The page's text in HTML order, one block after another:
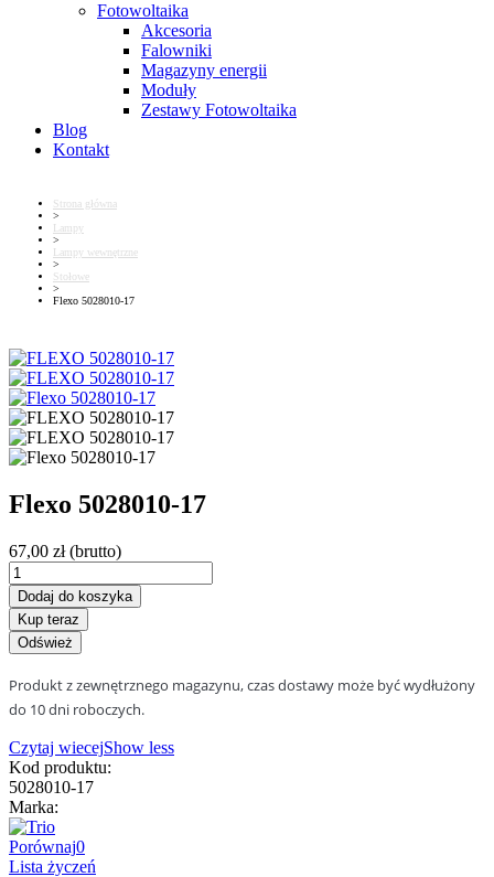
Fotowoltaika
Akcesoria
Falowniki
Magazyny energii
Moduły
Zestawy Fotowoltaika
Blog
Kontakt
Strona główna
>
Lampy
>
Lampy wewnętrzne
>
Stołowe
>
Flexo 5028010-17
Flexo 5028010-17
67,00 zł (brutto)
Dodaj do koszyka
Kup teraz
Produkt z zewnętrznego magazynu, czas dostawy może być wydłużony
do 10 dni roboczych.
Czytaj wiecejShow less
Kod produktu:
5028010-17
Marka:
Porównaj0
Lista życzeń